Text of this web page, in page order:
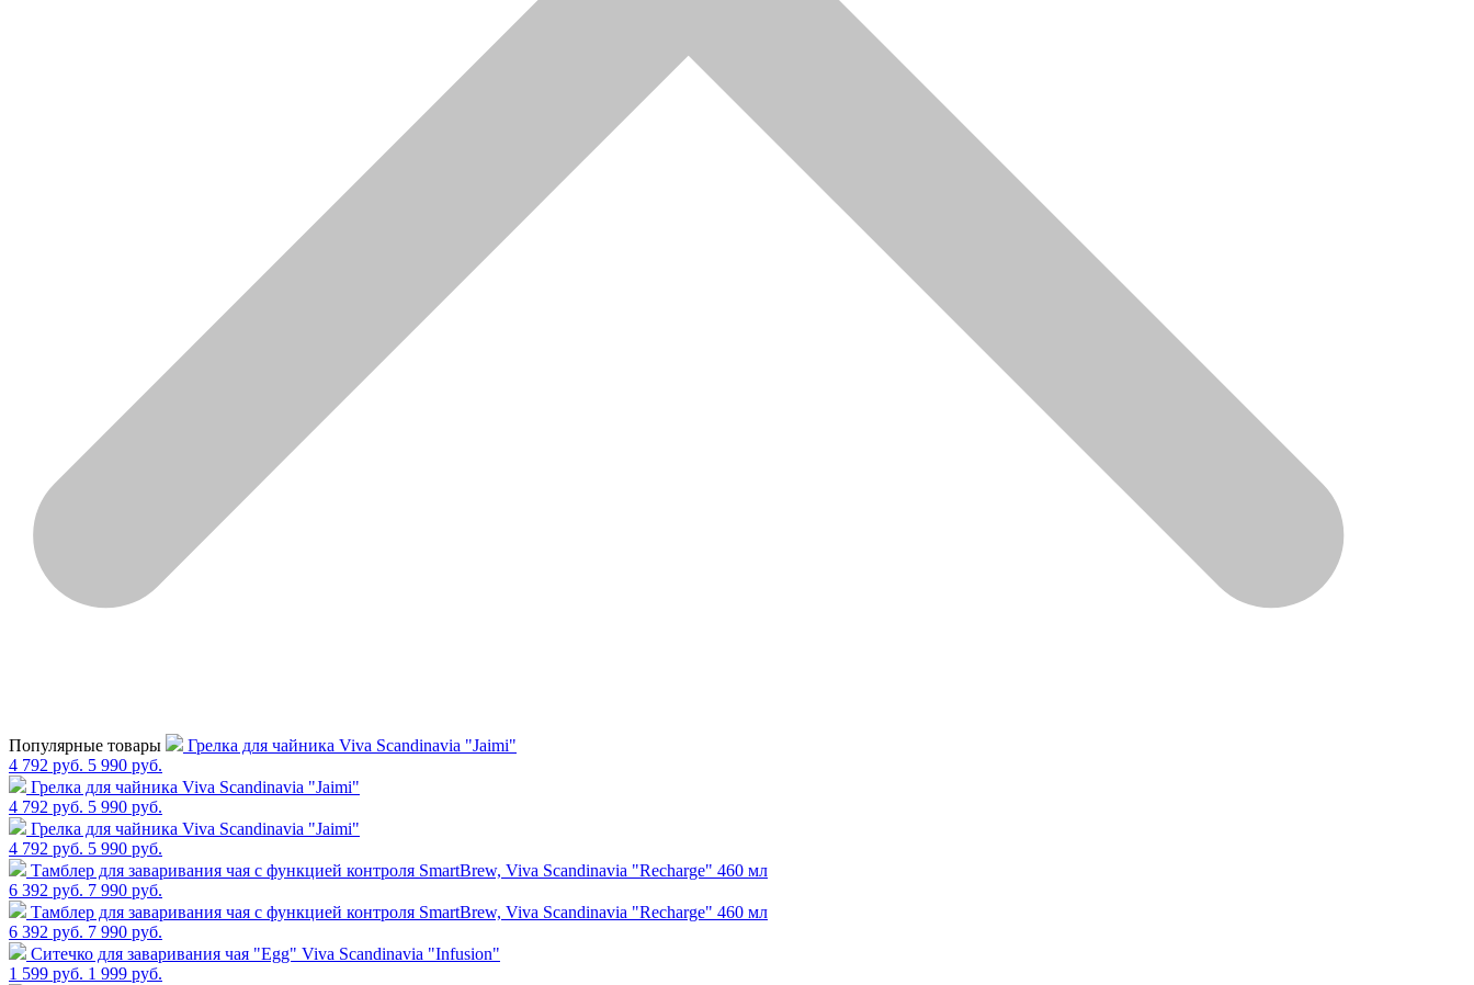
Популярные товары
Грелка для чайника Viva Scandinavia "Jaimi"
4 792 руб. 5 990 руб.
Грелка для чайника Viva Scandinavia "Jaimi"
4 792 руб. 5 990 руб.
Грелка для чайника Viva Scandinavia "Jaimi"
4 792 руб. 5 990 руб.
Тамблер для заваривания чая с функцией контроля SmartBrew, Viva Scandinavia "Recharge" 460 мл
6 392 руб. 7 990 руб.
Тамблер для заваривания чая с функцией контроля SmartBrew, Viva Scandinavia "Recharge" 460 мл
6 392 руб. 7 990 руб.
Cитечко для заваривания чая "Egg" Viva Scandinavia "Infusion"
1 599 руб. 1 999 руб.